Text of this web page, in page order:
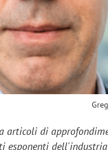
articoli di
è un
a
startup
"spreco